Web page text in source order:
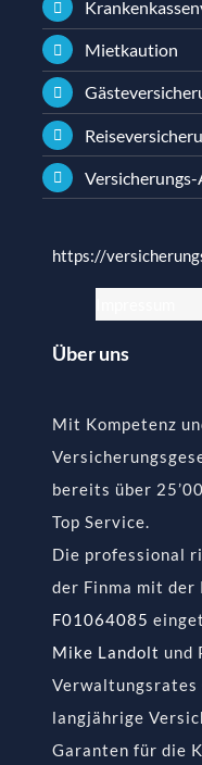
Mietkaution
https://
Über uns
Mit Kompetenz
bereits über
Top Service.
Die professional
der Finma mit der
F01064085
Mike Landolt und
Verwaltungsrates
langjährige
Garanten für die